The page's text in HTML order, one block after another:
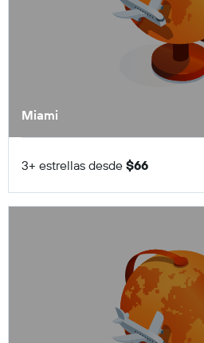
Miami
3+ estrellas desde $66